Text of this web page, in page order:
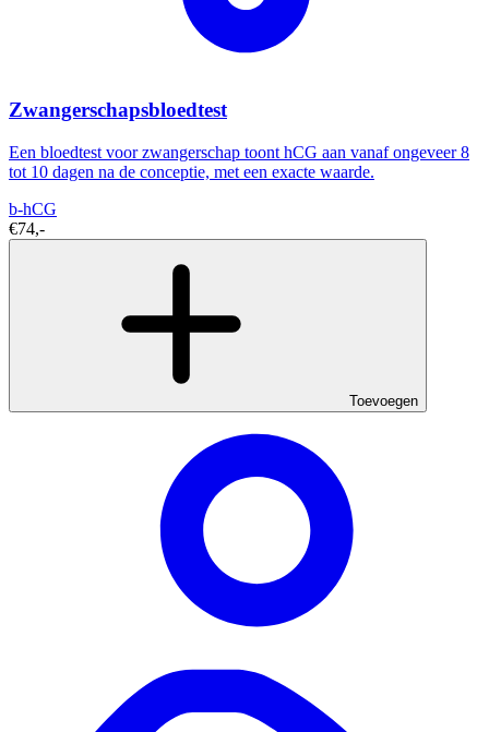
Zwangerschapsbloedtest
Een bloedtest voor zwangerschap toont hCG aan vanaf ongeveer 8
tot 10 dagen na de conceptie, met een exacte waarde.
b-hCG
€74,-
Toevoegen